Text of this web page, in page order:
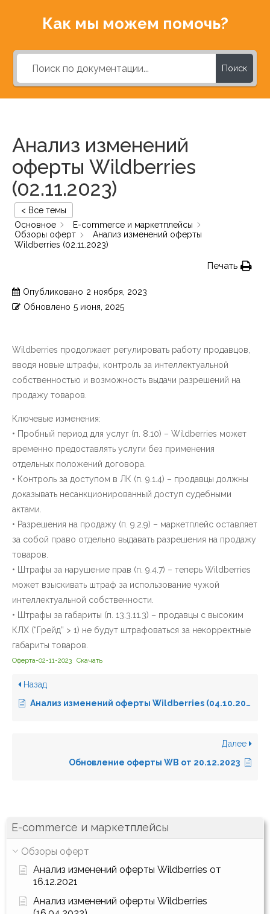
Как мы можем помочь?
Поиск
E-commerce и маркетплейсы
Обзоры оферт
Анализ изменений оферты Wildberries от
16.12.2021
Анализ изменений оферты Wildberries
Анализ изменений
оферты Wildberries
(02.11.2023)
< Все темы
Основное
E-commerce и маркетплейсы
Обзоры оферт
Анализ изменений оферты
Wildberries (02.11.2023)
Печать
Опубликовано 2 ноября, 2023
Обновлено 5 июня, 2025
Wildberries продолжает регулировать работу продавцов,
вводя новые штрафы, контроль за интеллектуальной
собственностью и возможность выдачи разрешений на
продажу товаров.
Ключевые изменения:
• Пробный период для услуг (п. 8.10) – Wildberries может
временно предоставлять услуги без применения
отдельных положений договора.
• Контроль за доступом в ЛК (п. 9.1.4) – продавцы должны
доказывать несанкционированный доступ судебными
актами.
• Разрешения на продажу (п. 9.2.9) – маркетплейс оставляет
за собой право отдельно выдавать разрешения на продажу
товаров.
• Штрафы за нарушение прав (п. 9.4.7) – теперь Wildberries
может взыскивать штраф за использование чужой
интеллектуальной собственности.
• Штрафы за габариты (п. 13.3.11.3) – продавцы с высоким
КЛХ (“Грейд” > 1) не будут штрафоваться за некорректные
габариты товаров.
Оферта-02-11-2023 Скачать
Назад
Анализ изменений оферты Wildberries (04.10.2023)
Далее
Обновление оферты WB от 20.12.2023